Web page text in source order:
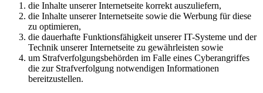
die Inhalte unserer Internetseite korrekt auszuliefern,
die Inhalte unserer Internetseite sowie die Werbung für diese
zu optimieren,
die dauerhafte Funktionsfähigkeit unserer IT-Systeme und der
Technik unserer Internetseite zu gewährleisten sowie
um Strafverfolgungsbehörden im Falle eines Cyberangriffes
die zur Strafverfolgung notwendigen Informationen
bereitzustellen.